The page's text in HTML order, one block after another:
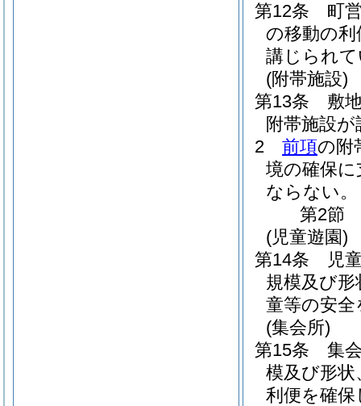
第12条
町
の移動の
講じられ
(附帯施設)
第13条
敷
附帯施設
2
前項の附
境の確保
ならない。
第2節
(児童遊園)
第14条
児
規模及び
童等の安
(集会所)
第15条
集
模及び形
利便を確